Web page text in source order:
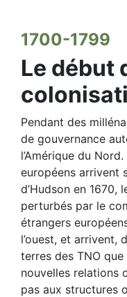
1700-1799
Le début
Pendant des
de gouvernance
l’Amérique du
européens arrivent
d’Hudson en 1670,
perturbés par le
étrangers
l’ouest, et arrivent,
terres des TNO que
nouvelles relations
pas aux structures